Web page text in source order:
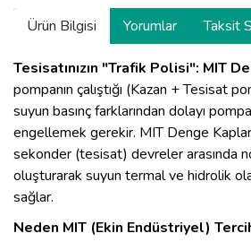
Ürün Bilgisi Yorumlar Taksit
Tesisatınızın "Trafik Polisi": MIT
pompanın çalıştığı (Kazan + Tesisat
suyun basınç farklarından dolayı
engellemek gerekir. MIT Denge
sekonder (tesisat) devreler arasında
oluşturarak suyun termal ve hidrolik
sağlar.
Neden MIT (Ekin Endüstriyel)